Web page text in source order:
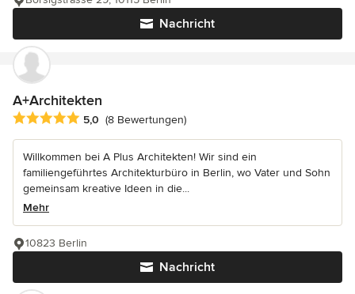
Nachricht
A+Architekten
Durchschnittliche Bewertung: 5 von 5 Sternen
5,0 (8 Bewertungen)
Willkommen bei A Plus Architekten! Wir sind ein
familiengeführtes Architekturbüro in Berlin, wo Vater und Sohn
gemeinsam kreative Ideen in die...
Mehr
Nachricht
10823 Berlin